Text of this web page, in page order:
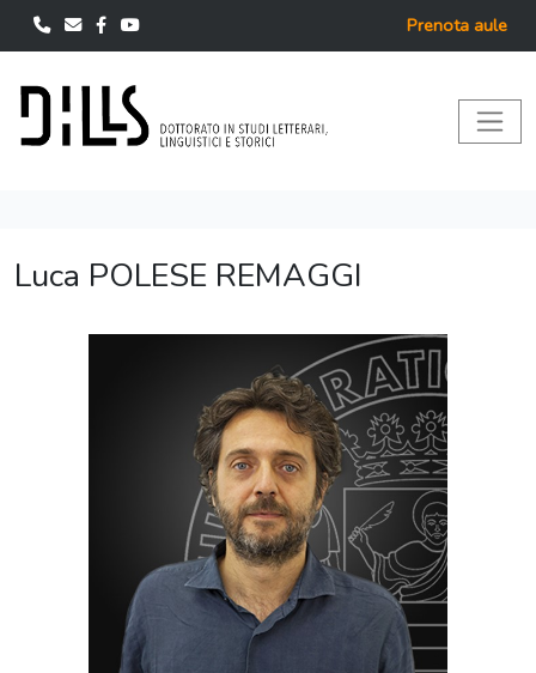
Prenota aule
Luca POLESE REMAGGI